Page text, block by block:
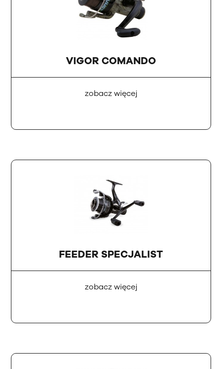
VIGOR COMANDO
zobacz więcej
FEEDER SPECJALIST
zobacz więcej